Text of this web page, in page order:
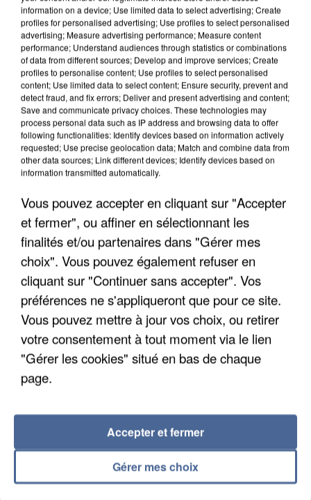
APRÈS TOUTES CES CANICULES, LES REFUGES
DE FAUNE SAUVAGE SONT...
L’UN DES FONDATEURS SUPPOSÉS DE LA DZ
MAFIA INTERPELLÉ EN ALGÉRIE
information on a device; Use limited data to select advertising; Create
profiles for personalised advertising; Use profiles to select personalised
advertising; Measure advertising performance; Measure content
performance; Understand audiences through statistics or combinations
of data from different sources; Develop and improve services; Create
profiles to personalise content; Use profiles to select personalised
content; Use limited data to select content; Ensure security, prevent and
detect fraud, and fix errors; Deliver and present advertising and content;
Save and communicate privacy choices. These technologies may
process personal data such as IP address and browsing data to offer
following functionalities: Identify devices based on information actively
requested; Use precise geolocation data; Match and combine data from
other data sources; Link different devices; Identify devices based on
information transmitted automatically.
Vous pouvez accepter en cliquant sur "Accepter
et fermer", ou affiner en sélectionnant les
finalités et/ou partenaires dans "Gérer mes
choix". Vous pouvez également refuser en
cliquant sur "Continuer sans accepter". Vos
préférences ne s'appliqueront que pour ce site.
Vous pouvez mettre à jour vos choix, ou retirer
votre consentement à tout moment via le lien
"Gérer les cookies" situé en bas de chaque
page.
Gérer mes choix
Accepter et fermer